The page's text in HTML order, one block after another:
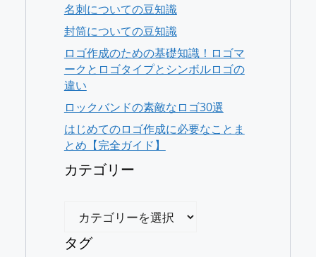
名刺についての豆知識
封筒についての豆知識
ロゴ作成のための基礎知識！ロゴマ
ークとロゴタイプとシンボルロゴの
違い
ロックバンドの素敵なロゴ30選
はじめてのロゴ作成に必要なことま
とめ【完全ガイド】
カテゴリー
ゴ
タグ